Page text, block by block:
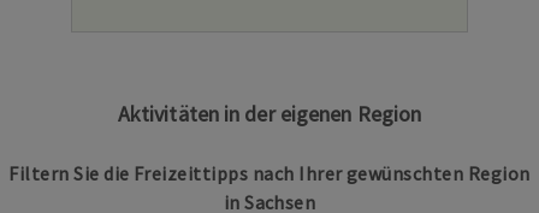
Aktivitäten in der eigenen Region
Filtern Sie die Freizeittipps nach Ihrer gewünschten Region
in Sachsen